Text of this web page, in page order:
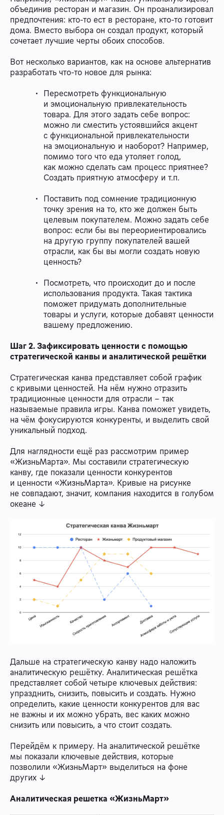
объединив ресторан и магазин. Он проанализировал
предпочтения: кто-то ест в ресторане, кто-то готовит
дома. Вместо выбора он создал продукт, который
сочетает лучшие черты обоих способов.
Вот несколько вариантов, как на основе альтернатив
разработать что-то новое для рынка:
Пересмотреть функциональную
и эмоциональную привлекательность
товара. Для этого задать себе вопрос:
можно ли сместить устоявшийся акцент
с функциональной привлекательности
на эмоциональную и наоборот? Например,
помимо того что еда утоляет голод,
как можно сделать сам процесс приятнее?
Создать приятную атмосферу и т.п.
Поставить под сомнение традиционную
точку зрения на то, кто же должен быть
целевым покупателем. Можно задать себе
вопрос: если бы вы переориентировались
на другую группу покупателей вашей
отрасли, как бы вы могли создать новую
ценность?
Посмотреть, что происходит до и после
использования продукта. Такая тактика
поможет придумать дополнительные
товары и услуги, которые добавят ценности
вашему предложению.
Шаг 2. Зафиксировать ценности с помощью
стратегической канвы и аналитической решётки
Стратегическая канва представляет собой график
с кривыми ценностей. На нём нужно отразить
традиционные ценности для отрасли – так
называемые правила игры. Канва поможет увидеть,
на чём фокусируются конкуренты, и выделить свой
уникальный подход.
Для наглядности ещё раз рассмотрим пример
«ЖизньМарта». Мы составили стратегическую
канву, где показали ценности конкурентов
и ценности «ЖизньМарта». Кривые на рисунке
не совпадают, значит, компания находится в голубом
океане ↓
Дальше на стратегическую канву надо наложить
аналитическую решётку. Аналитическая решётка
представляет собой четыре ключевых действия:
упразднить, снизить, повысить и создать. Нужно
определить, какие ценности конкурентов для вас
не важны и их можно убрать, вес каких можно
снизить или повысить, а что стоит создать.
Перейдём к примеру. На аналитической решётке
мы показали ключевые действия, которые
позволили «ЖизньМарт» выделиться на фоне
других ↓
Аналитическая решетка «ЖизньМарт»